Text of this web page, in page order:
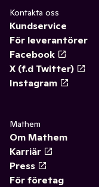
Kontakta oss
Kundservice
För leverantörer
Facebook
X (f.d Twitter)
Instagram
Mathem
Om Mathem
Karriär
Press
För företag